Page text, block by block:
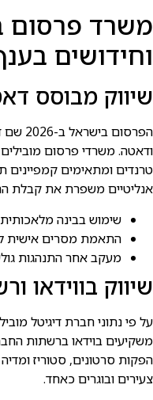
וחידושים
שיווק מבוסס
ודאטה. משרדי פרסום
טרנדים ומתאימים קמפיינים
אנליטיים משפרת את קבלת
שימוש בבינה
התאמת מסרים אישית
מעקב אחר התנהגות
שיווק בווידאו
משקיעים בוידאו ברשתות
הפקות סרטונים, סטוריז
צעירים ובוגרים כאחד.